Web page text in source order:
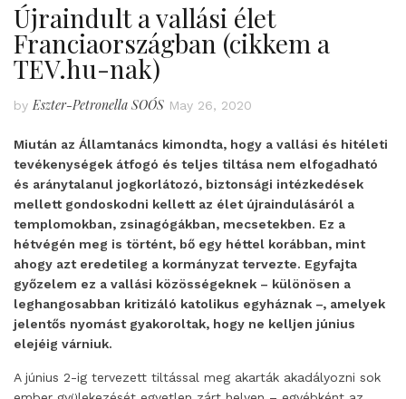
Újraindult a vallási élet
Franciaországban (cikkem a
TEV.hu-nak)
byEszter-Petronella SOÓS May 26, 2020
Miután az Államtanács kimondta, hogy a vallási és hitéleti
tevékenységek átfogó és teljes tiltása nem elfogadható
és aránytalanul jogkorlátozó, biztonsági intézkedések
mellett gondoskodni kellett az élet újraindulásáról a
templomokban, zsinagógákban, mecsetekben. Ez a
hétvégén meg is történt, bő egy héttel korábban, mint
ahogy azt eredetileg a kormányzat tervezte. Egyfajta
győzelem ez a vallási közösségeknek – különösen a
leghangosabban kritizáló katolikus egyháznak –, amelyek
jelentős nyomást gyakoroltak, hogy ne kelljen június
elejéig várniuk.
A június 2-ig tervezett tiltással meg akarták akadályozni sok